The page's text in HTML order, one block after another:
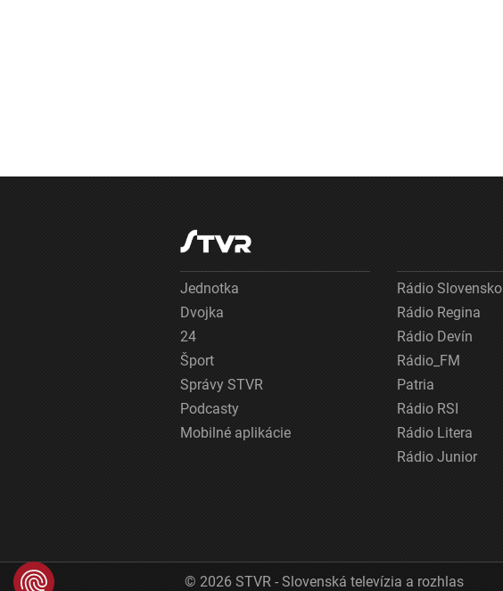
Jednotka
Dvojka
24
Šport
Správy STVR
Podcasty
Mobilné aplikácie
Rádio Slovensko
Rádio Regina
Rádio Devín
Rádio_FM
Patria
Rádio RSI
Rádio Litera
Rádio Junior
© 2026 STVR - Slovenská televízia a rozhlas